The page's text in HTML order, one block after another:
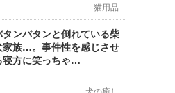
猫用品
タンバタンと倒れている柴
家族…。事件性を感じさせ
寝方に笑っちゃ…
犬の癒し